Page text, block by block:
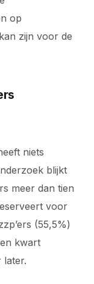
op
zijn voor de
niets
blijkt
meer dan tien
voor
(55,5%)
kwart
later.